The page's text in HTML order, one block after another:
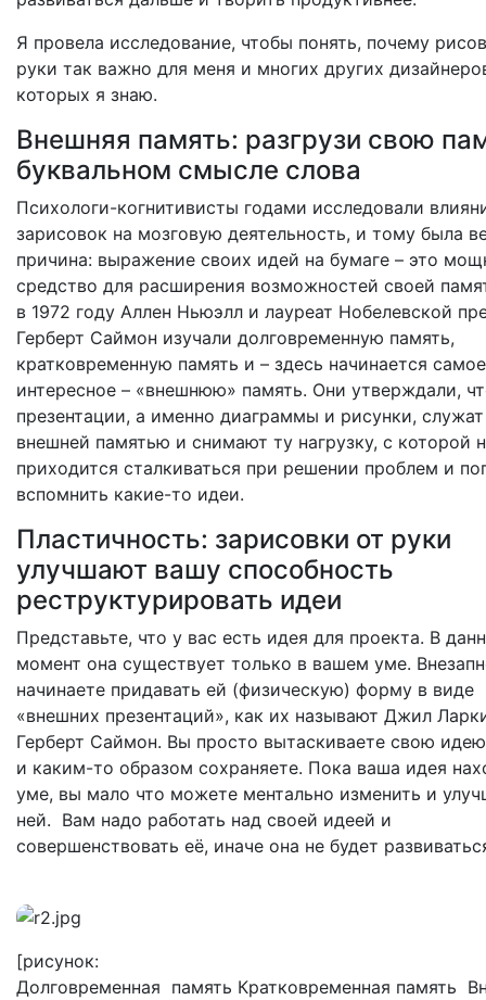
Я провела исследование, чтобы понять, почему
руки так важно для меня и многих других
которых я знаю.
Внешняя память: разгрузи свою
буквальном смысле слова
Психологи-когнитивисты годами исследовали
зарисовок на мозговую деятельность, и тому была
причина: выражение своих идей на бумаге – это
средство для расширения возможностей своей
в 1972 году Аллен Ньюэлл и лауреат Нобелевской
Герберт Саймон изучали долговременную память,
кратковременную память и – здесь начинается самое
интересное – «внешнюю» память. Они утверждали,
презентации, а именно диаграммы и рисунки,
внешней памятью и снимают ту нагрузку, с которой
приходится сталкиваться при решении проблем и
вспомнить какие-то идеи.
Пластичность: зарисовки от руки
улучшают вашу способность
реструктурировать идеи
Представьте, что у вас есть идея для проекта. В
момент она существует только в вашем уме.
начинаете придавать ей (физическую) форму в виде
«внешних презентаций», как их называют Джил
Герберт Саймон. Вы просто вытаскиваете свою
и каким-то образом сохраняете. Пока ваша идея
уме, вы мало что можете ментально изменить и
ней. Вам надо работать над своей идеей и
совершенствовать её, иначе она не будет
[рисунок:
Долговременная память Кратковременная память